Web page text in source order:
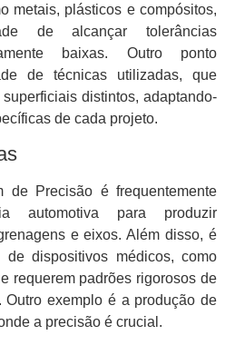
metais, plásticos e compósitos,
de alcançar tolerâncias
baixas. Outro ponto
de técnicas utilizadas, que
distintos, adaptando-
de cada projeto.
de Precisão é frequentemente
automotiva para produzir
e eixos. Além disso, é
de dispositivos médicos, como
requerem padrões rigorosos de
Outro exemplo é a produção de
a precisão é crucial.